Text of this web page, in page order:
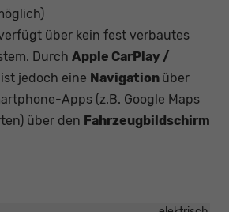
über kein fest verbautes
Durch Apple CarPlay /
ist jedoch eine Navigation über
Apps (z.B. Google Maps
über den Fahrzeugbildschirm